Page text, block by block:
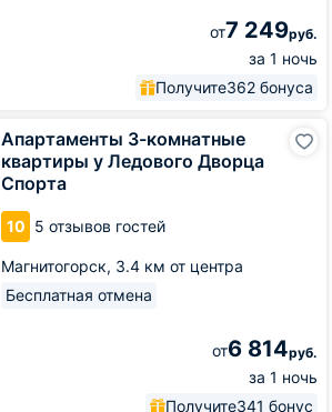
от7 249руб.
за 1 ночь
Получите362 бонуса
Апартаменты 3-комнатные
квартиры у Ледового Дворца
Спорта
10 5 отзывов гостей
Магнитогорск, 3.4 км от центра
Бесплатная отмена
от6 814руб.
за 1 ночь
Получите341 бонус